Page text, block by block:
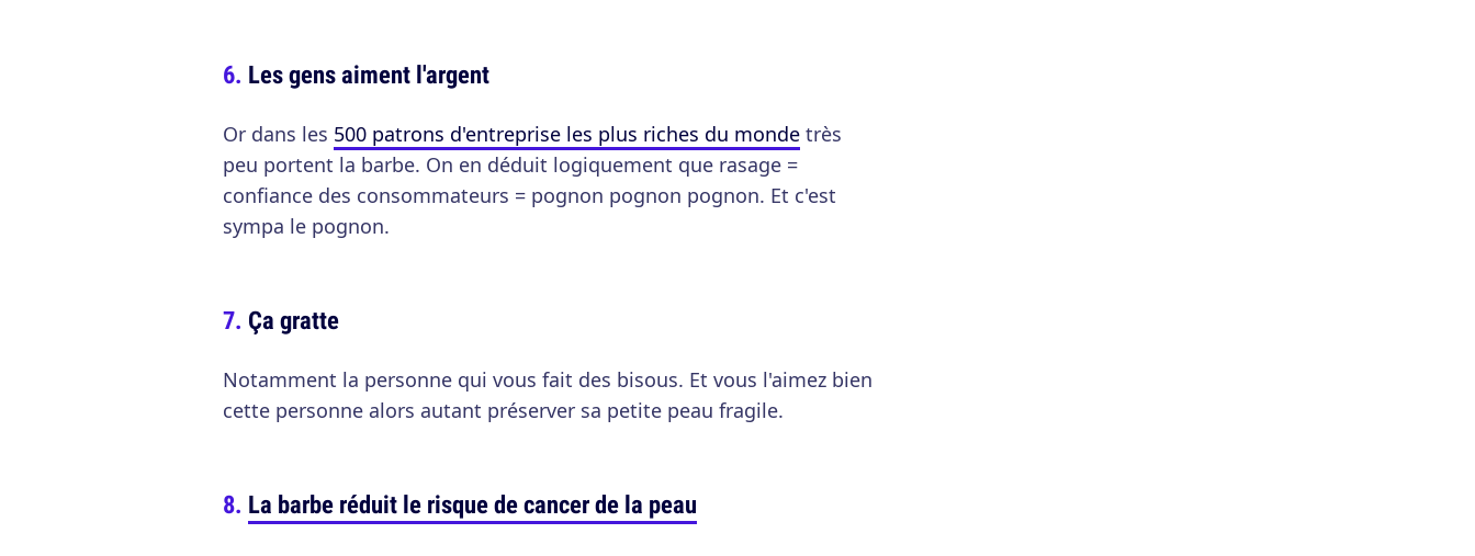
Les gens aiment l'argent
Or dans les 500 patrons d'entreprise les plus riches du monde très
peu portent la barbe. On en déduit logiquement que rasage =
confiance des consommateurs = pognon pognon pognon. Et c'est
sympa le pognon.
Ça gratte
Notamment la personne qui vous fait des bisous. Et vous l'aimez bien
cette personne alors autant préserver sa petite peau fragile.
La barbe réduit le risque de cancer de la peau